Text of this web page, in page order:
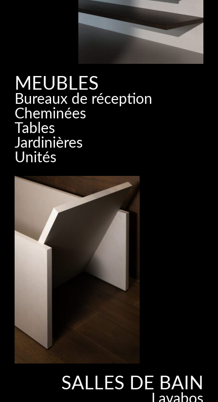
MEUBLES
Bureaux de réception
Cheminées
Tables
Jardinières
Unités
SALLES DE BAIN
Lavabos